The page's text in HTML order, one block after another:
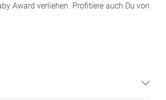
Award verliehen. Profitiere auch Du von